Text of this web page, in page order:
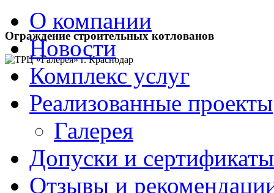
Ограждение строительных котлованов
О компании
Новости
Комплекс услуг
Реализованные проекты
Галерея
Допуски и сертификаты
Отзывы и